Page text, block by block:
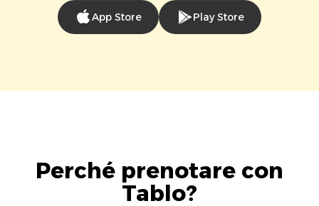
App Store Play Store
Perché prenotare con
Tablo?